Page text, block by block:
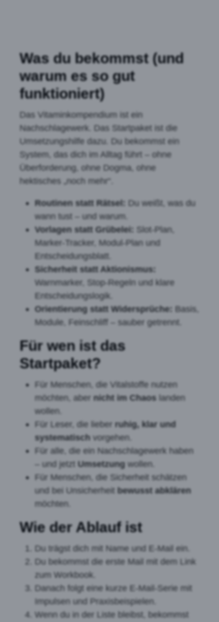
Was du bekommst (und
warum es so gut
funktioniert)
Das Vitaminkompendium ist ein
Nachschlagewerk. Das Startpaket ist die
Umsetzungshilfe dazu. Du bekommst ein
System, das dich im Alltag führt – ohne
Überforderung, ohne Dogma, ohne
hektisches „noch mehr“.
Routinen statt Rätsel:
Du weißt, was du
wann tust – und warum.
Vorlagen statt Grübelei:
Slot-Plan,
Marker-Tracker, Modul-Plan und
Entscheidungsblatt.
Sicherheit statt Aktionismus:
Warnmarker, Stop-Regeln und klare
Entscheidungslogik.
Orientierung statt Widersprüche: Basis,
Module, Feinschliff – sauber getrennt.
Für wen ist das
Startpaket?
Für Menschen, die Vitalstoffe nutzen
möchten, aber nicht im Chaoslanden
wollen.
Für Leser, die lieber ruhig, klar und
systematischvorgehen.
Für alle, die ein Nachschlagewerk haben
– und jetzt Umsetzungwollen.
Für Menschen, die Sicherheit schätzen
und bei Unsicherheit bewusst abklären
möchten.
Wie der Ablauf ist
Du trägst dich mit Name und E-Mail ein.
Du bekommst die erste Mail mit dem Link
zum Workbook.
Danach folgt eine kurze E-Mail-Serie mit
Impulsen und Praxisbeispielen.
Wenn du in der Liste bleibst, bekommst